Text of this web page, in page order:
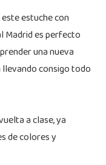
estuche con
Madrid es perfecto
una nueva
consigo todo
a clase, ya
de colores y